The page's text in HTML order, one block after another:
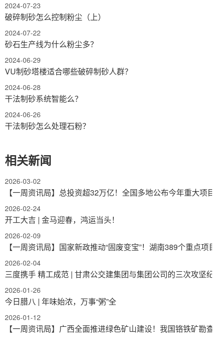
2024-07-23
破碎制砂怎么控制粉尘（上）
2024-07-22
砂石生产线为什么粉尘多？
2024-06-29
VU制砂塔楼适合哪些破碎制砂人群？
2024-06-28
干法制砂系统智能么？
2024-06-26
干法制砂怎么处理石粉？
相关新闻
2026-03-02
【一周资讯局】总投资超32万亿！全国多地公布今年重大项
2026-02-24
开工大吉 | 金马迎春，鸿运当头！
2026-02-09
【一周资讯局】国家新政推动“固废变宝”！湖南389个重点项
2026-02-04
三度携手 精工成范 | 甘肃公交建集团与集团公司的三次攻坚纪
2026-01-26
今日腊八 | 年味始浓，万事“粥”全
2026-01-12
【一周资讯局】广西全面推进绿色矿山建设！我国铬铁矿勘